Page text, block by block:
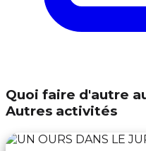
Quoi faire d'autre
Autres activités